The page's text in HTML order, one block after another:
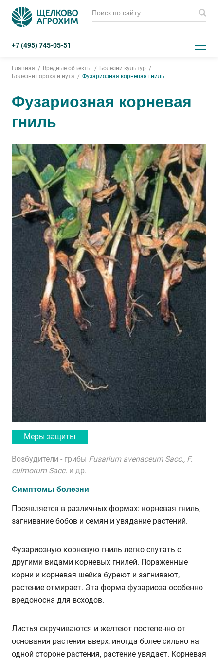
+7 (495) 745-05-51
Главная Вредные объекты
Болезни культур
Болезни гороха и нута
Фузариозная корневая гниль
Фузариозная корневая
гниль
Меры защиты
Возбудители - грибы Fusarium avenaceum Sacc., F.
culmorum Sacc. и др.
Симптомы болезни
Проявляется в различных формах: корневая гниль,
загнивание бобов и семян и увядание растений.
Фузариозную корневую гниль легко спутать с
другими видами корневых гнилей. Пораженные
корни и корневая шейка буреют и загнивают,
растение отмирает. Эта форма фузариоза особенно
вредоносна для всходов.
Листья скручиваются и желтеют постепенно от
основания растения вверх, иногда более сильно на
одной стороне растения, растение увядает. Корневая